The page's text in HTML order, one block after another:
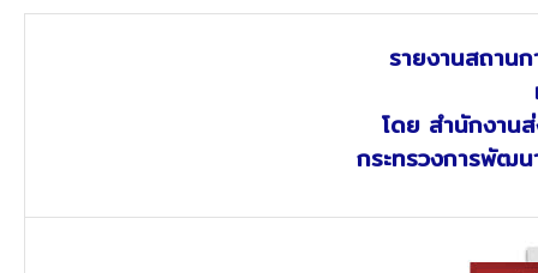
รายงานสถาน
โดย สำนักงาน
กระทรวงการพัฒ